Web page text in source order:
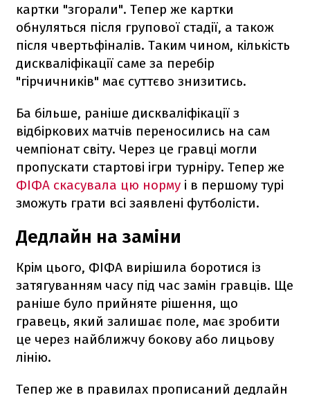
картки "згорали". Тепер же картки
обнуляться після групової стадії, а також
після чвертьфіналів. Таким чином, кількість
дискваліфікації саме за перебір
"гірчичників" має суттєво знизитись.
Ба більше, раніше дискваліфікації з
відбіркових матчів переносились на сам
чемпіонат світу. Через це гравці могли
пропускати стартові ігри турніру. Тепер же
ФІФА скасувала цю норму і в першому турі
зможуть грати всі заявлені футболісти.
Дедлайн на заміни
Крім цього, ФІФА вирішила боротися із
затягуванням часу під час замін гравців. Ще
раніше було прийняте рішення, що
гравець, який залишає поле, має зробити
це через найближчу бокову або лицьову
лінію.
Тепер же в правилах прописаний дедлайн